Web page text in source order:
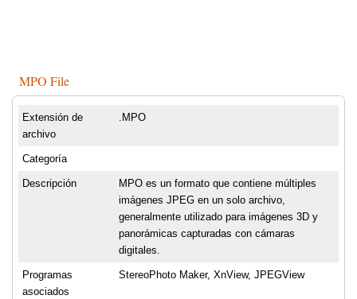
MPO File
Extensión de
archivo
.MPO
Categoría
Descripción
MPO es un formato que contiene múltiples
imágenes JPEG en un solo archivo,
generalmente utilizado para imágenes 3D y
panorámicas capturadas con cámaras
digitales.
Programas
asociados
StereoPhoto Maker, XnView, JPEGView